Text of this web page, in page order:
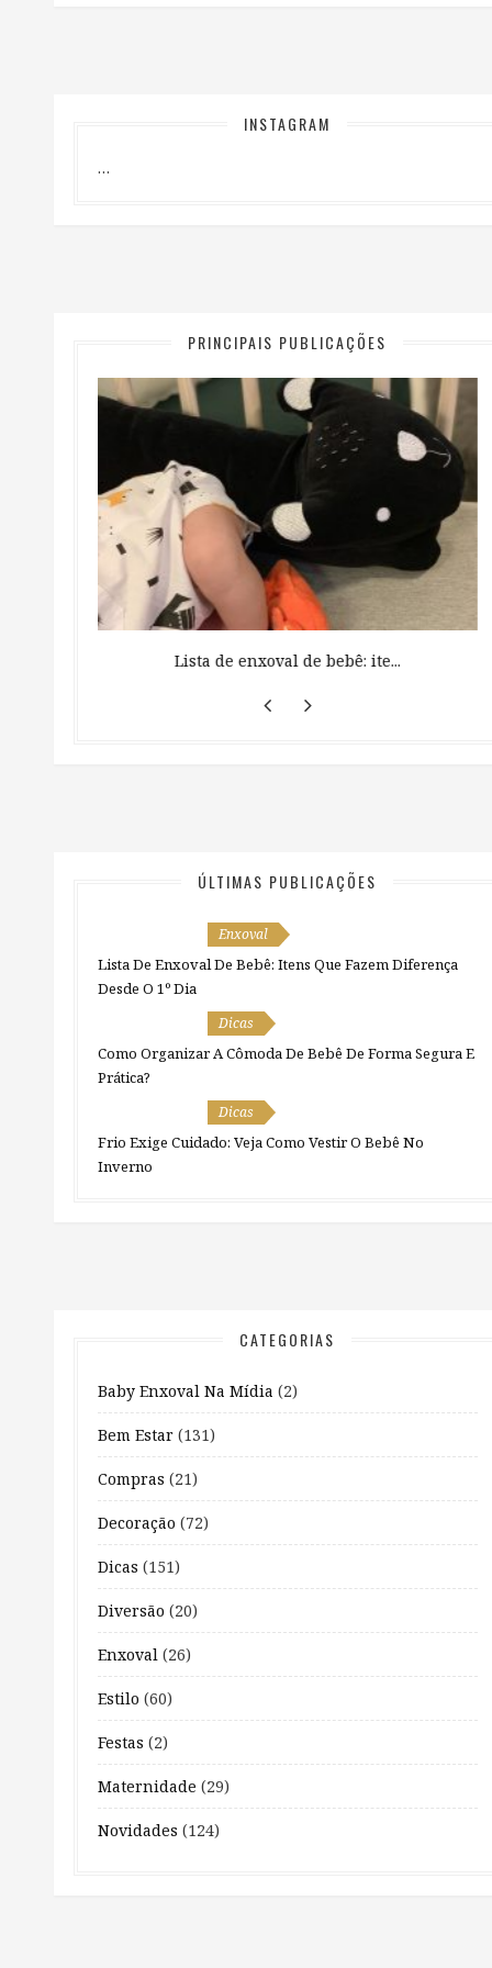
INSTAGRAM
…
PRINCIPAIS PUBLICAÇÕES
Lista de enxoval de bebê: ite...
ÚLTIMAS PUBLICAÇÕES
Enxoval
Lista De Enxoval De Bebê: Itens Que Fazem Diferença
Desde O 1º Dia
Dicas
Como Organizar A Cômoda De Bebê De Forma Segura E
Prática?
Dicas
Frio Exige Cuidado: Veja Como Vestir O Bebê No
Inverno
CATEGORIAS
Baby Enxoval Na Mídia (2)
Bem Estar (131)
Compras (21)
Decoração (72)
Dicas (151)
Diversão (20)
Enxoval (26)
Estilo (60)
Festas (2)
Maternidade (29)
Novidades (124)